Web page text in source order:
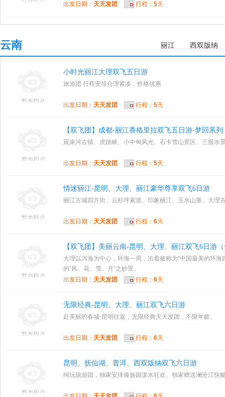
出发日期： 天天发团 行程： 5天
云南 丽江 西双版纳
小时光丽江大理双飞五日游
旅游团 行程安排合理紧凑，价格优惠
出发日期： 天天发团 行程： 5天
【双飞团】成都-丽江香格里拉双飞五日游-梦回系列
观束河古镇、虎跳峡、小中甸风光、石卡雪山景区、三股水
出发日期： 天天发团 行程： 5天
情迷丽江-昆明、大理、丽江豪华尊享双飞6日游
丽江古城四方街、云杉坪索道、印象丽江、玉水山寨、大理
出发日期： 天天发团 行程： 6天
【双飞团】美丽云南-昆明、大理、丽江双飞6日游
大理以洱海为中心，环海一周，沿着被称为“中国最美的环
的“风、花、雪、月”之妙景。
出发日期： 天天发团 行程： 6天
无限经典-昆明、大理、丽江双飞六日游
赴美丽的春城-昆明往返，无限经典天天发团，不限年龄。
出发日期： 天天发团 行程： 6天
昆明、抚仙湖、普洱、西双版纳双飞六日游
纯玩旅游团，独家安排傣族园泼水狂欢、独家赠送澜沧江快